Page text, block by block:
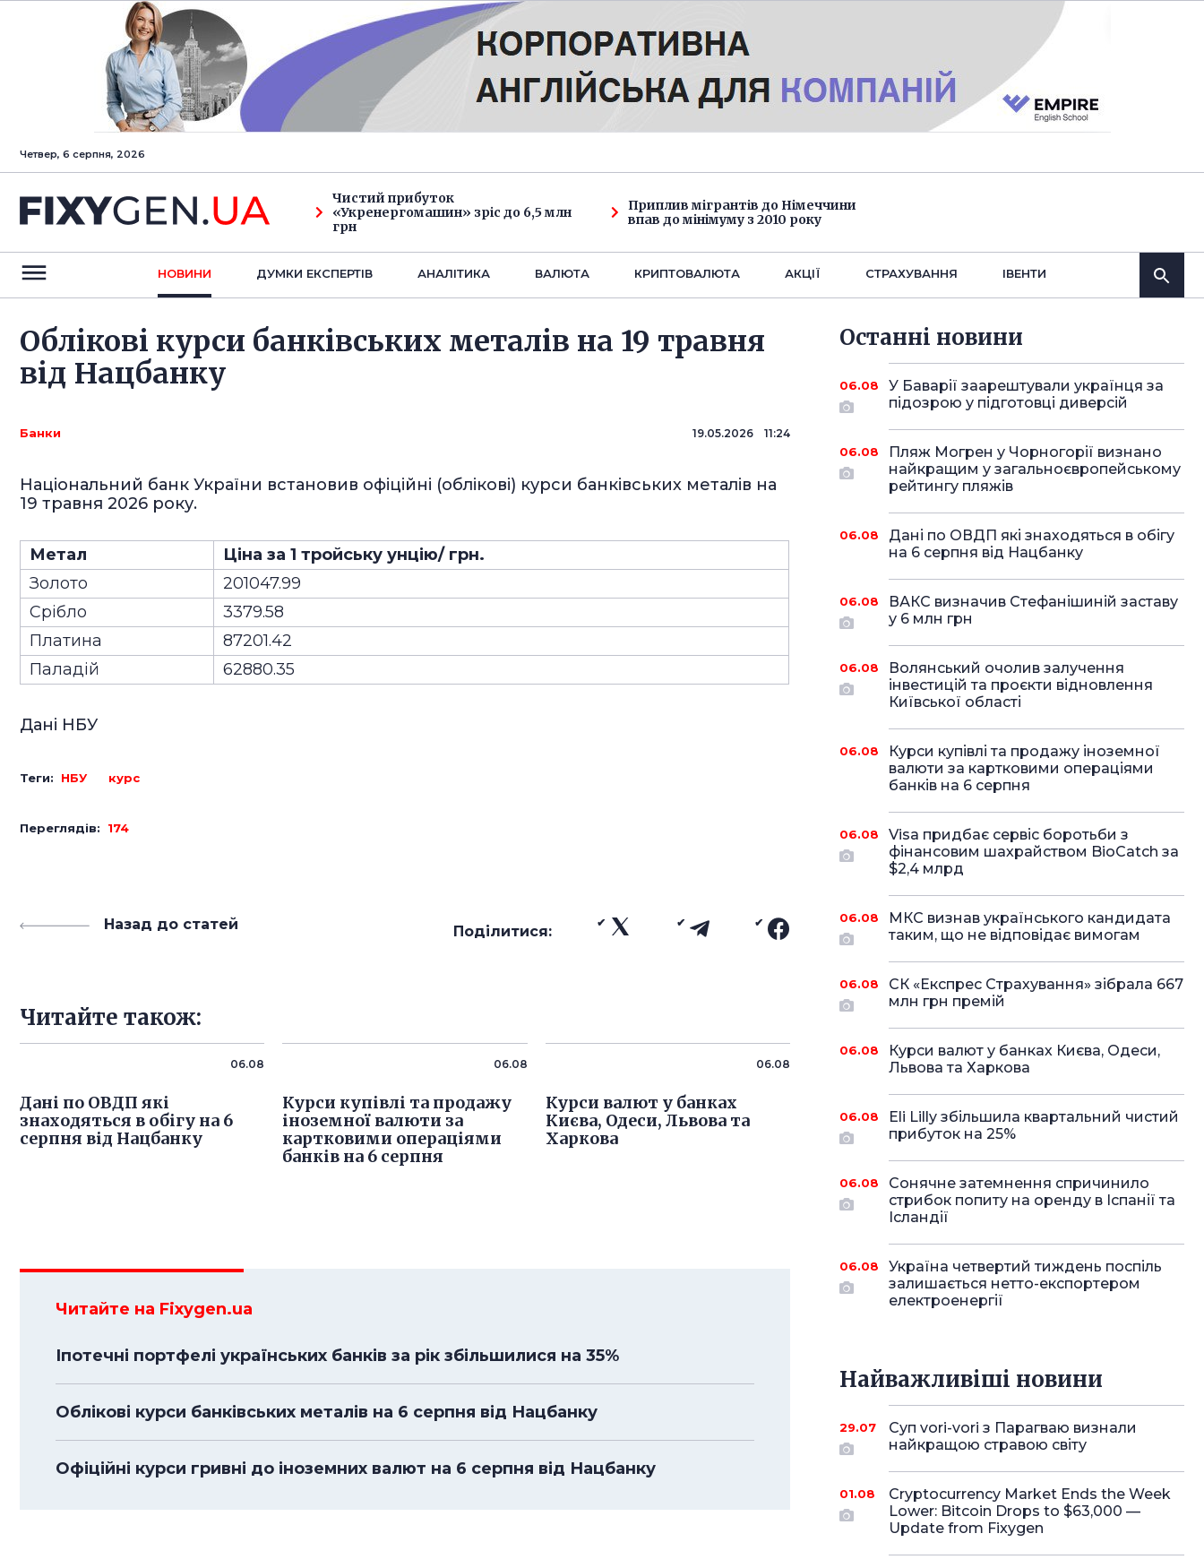
Четвер, 6 серпня, 2026
Чистий прибуток
«Укренергомашин» зріс до 6,5 млн
грн
Приплив мігрантів до Німеччини
впав до мінімуму з 2010 року
НОВИНИ ДУМКИ ЕКСПЕРТIВ АНАЛIТИКА ВАЛЮТА КРИПТОВАЛЮТА АКЦІЇ СТРАХУВАННЯ IВЕНТИ
Облікові курси банківських металів на 19 травня
від Нацбанку
Банки 19.05.2026 11:24
Національний банк України встановив офіційні (облікові) курси банківських металів на
19 травня 2026 року.
Метал
Ціна за 1 тройську унцію/ грн.
Золото
201047.99
Срібло
3379.58
Платина
87201.42
Паладій
62880.35
Дані НБУ
Теги: НБУ курс
Переглядів: 174
Назад до статей Поділитися:
Читайте також:
06.08
Дані по ОВДП які
знаходяться в обігу на 6
серпня від Нацбанку
06.08
Курси купівлі та продажу
іноземної валюти за
картковими операціями
банків на 6 серпня
06.08
Курси валют у банках
Києва, Одеси, Львова та
Харкова
Читайте на Fixygen.ua
Іпотечні портфелі українських банків за рік збільшилися на 35%
Облікові курси банківських металів на 6 серпня від Нацбанку
Офіційні курси гривні до іноземних валют на 6 серпня від Нацбанку
Останнi новини
06.08
У Баварії заарештували українця за
підозрою у підготовці диверсій
06.08
Пляж Могрен у Чорногорії визнано
найкращим у загальноєвропейському
рейтингу пляжів
06.08
Дані по ОВДП які знаходяться в обігу
на 6 серпня від Нацбанку
06.08
ВАКС визначив Стефанішиній заставу
у 6 млн грн
06.08
Волянський очолив залучення
інвестицій та проєкти відновлення
Київської області
06.08
Курси купівлі та продажу іноземної
валюти за картковими операціями
банків на 6 серпня
06.08
Visa придбає сервіс боротьби з
фінансовим шахрайством BioCatch за
$2,4 млрд
06.08
МКС визнав українського кандидата
таким, що не відповідає вимогам
06.08
СК «Експрес Страхування» зібрала 667
млн грн премій
06.08
Курси валют у банках Києва, Одеси,
Львова та Харкова
06.08
Eli Lilly збільшила квартальний чистий
прибуток на 25%
06.08
Сонячне затемнення спричинило
стрибок попиту на оренду в Іспанії та
Ісландії
06.08
Україна четвертий тиждень поспіль
залишається нетто-експортером
електроенергії
Найважливіші новини
29.07
Суп vori-vori з Парагваю визнали
найкращою стравою світу
01.08
Cryptocurrency Market Ends the Week
Lower: Bitcoin Drops to $63,000 —
Update from Fixygen